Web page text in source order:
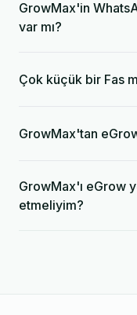
GrowMax'in
var mı?
Çok küçük bir Fas
GrowMax'tan
GrowMax'ı eGrow
etmeliyim?